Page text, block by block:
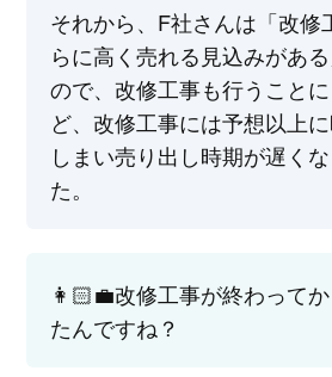
それから、F社さんは「改修
らに高く売れる見込みがあ
ので、改修工事も行うこと
ど、改修工事には予想以上
しまい売り出し時期が遅く
た。
👩🏻‍💼改修工事が終わって
たんですね？